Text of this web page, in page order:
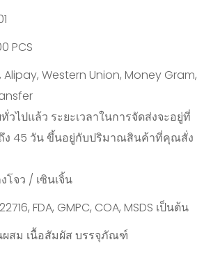
PCS
Alipay, Western Union, Money Gram,
วไปแล้ว ระยะเวลาในการจัดส่งจะอยู่ที่
ง 45 วัน ขึ้นอยู่กับปริมาณสินค้าที่คุณสั่ง
โจว / เซินเจิ้น
FDA, GMPC, COA, MSDS เป็นต้น
ผสม เนื้อสัมผัส บรรจุภัณฑ์